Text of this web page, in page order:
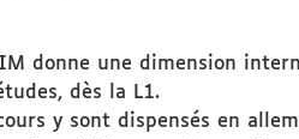
donne une dimension
dès la L1.
y sont dispensés en